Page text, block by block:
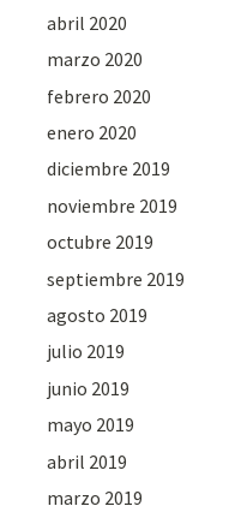
abril 2020
marzo 2020
febrero 2020
enero 2020
diciembre 2019
noviembre 2019
octubre 2019
septiembre 2019
agosto 2019
julio 2019
junio 2019
mayo 2019
abril 2019
marzo 2019